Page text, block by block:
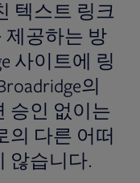
텍스트 링크
공하는 방
사이트에 링
의
승인 없이는
의 다른 어떠
않습니다.